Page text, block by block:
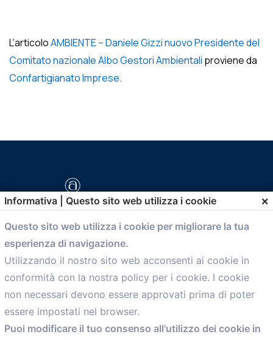
L’articoloAMBIENTE – Daniele Gizzi nuovo Presidente del
Comitato nazionale Albo Gestori Ambientali proviene da
Confartigianato Imprese.
comunicazione@confartigianato.bo.it
Menù
Home
Servizi
Informativa | Questo sito web utilizza i cookie ×
Questo sito web utilizza i cookie per migliorare la tua
esperienza di navigazione.
Utilizzando il nostro sito web acconsenti ai cookie in
conformità con la nostra policy per i cookie. I cookie
non necessari devono essere approvati prima di poter
essere impostati nel browser.
Puoi modificare il tuo consenso all'utilizzo dei cookie in